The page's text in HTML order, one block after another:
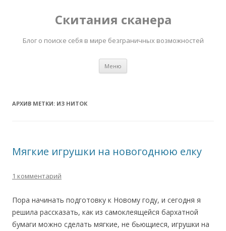
Скитания сканера
Блог о поиске себя в мире безграничных возможностей
Меню
АРХИВ МЕТКИ: ИЗ НИТОК
Мягкие игрушки на новогоднюю елку
1 комментарий
Пора начинать подготовку к Новому году, и сегодня я
решила рассказать, как из самоклеящейся бархатной
бумаги можно сделать мягкие, не бьющиеся, игрушки на